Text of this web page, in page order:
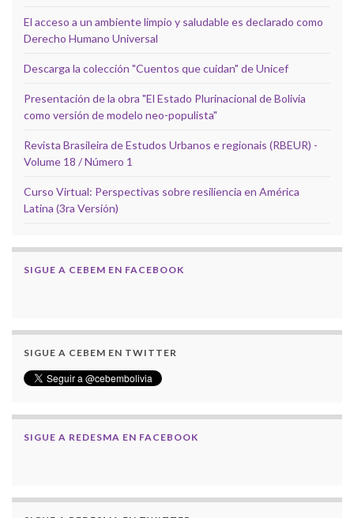
El acceso a un ambiente limpio y saludable es declarado como
Derecho Humano Universal
Descarga la colección "Cuentos que cuidan" de Unicef
Presentación de la obra "El Estado Plurinacional de Bolivia
como versión de modelo neo-populista"
Revista Brasileira de Estudos Urbanos e regionais (RBEUR) -
Volume 18 / Número 1
Curso Virtual: Perspectivas sobre resiliencia en América
Latina (3ra Versión)
SIGUE A CEBEM EN FACEBOOK
SIGUE A CEBEM EN TWITTER
SIGUE A REDESMA EN FACEBOOK